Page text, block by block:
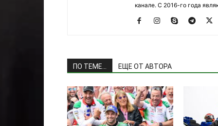
канале. С 2016-го года
ПО ТЕМЕ... ЕЩЕ ОТ АВТОРА